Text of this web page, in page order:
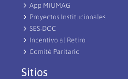
App MiUMAG
Proyectos Institucionales
SES-DOC
Incentivo al Retiro
Comité Paritario
Sitios